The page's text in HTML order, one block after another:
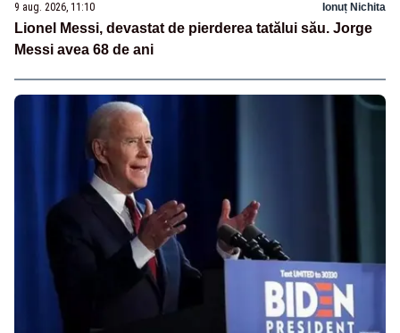
9 aug. 2026, 11:10 Ionuț Nichita
Lionel Messi, devastat de pierderea tatălui său. Jorge
Messi avea 68 de ani